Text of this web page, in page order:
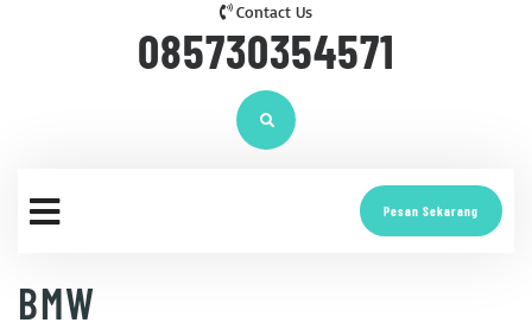
Contact Us
085730354571
Pesan Sekarang
BMW